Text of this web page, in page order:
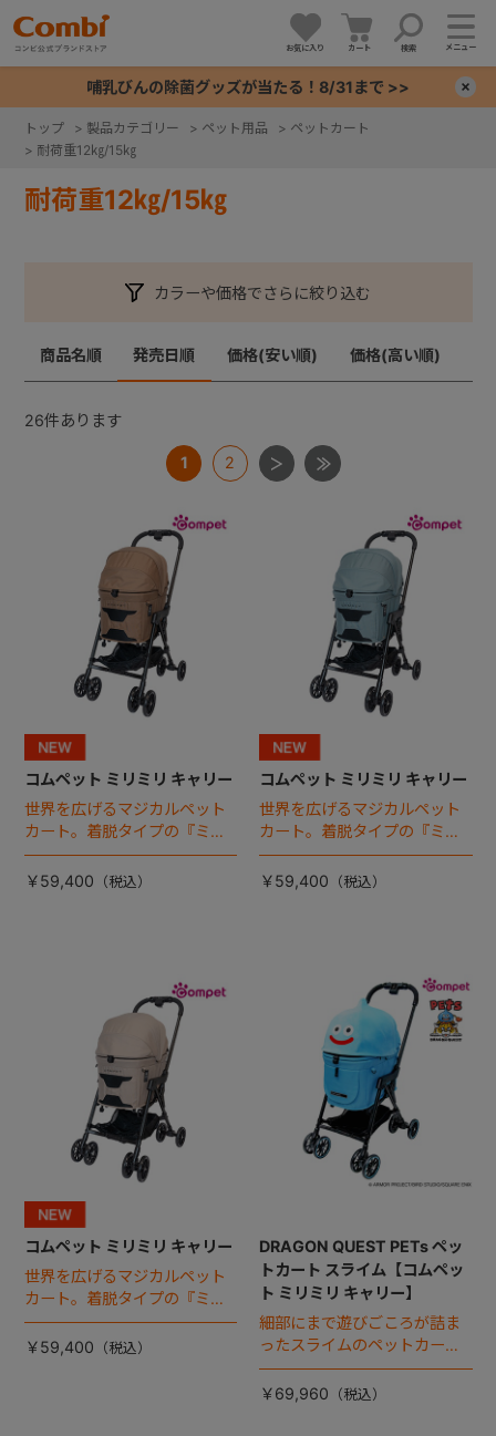
お気に入り カート 検索 メニュー
哺乳びんの除菌グッズが当たる！8/31まで >>
トップ > 製品カテゴリー > ペット用品 > ペットカート
> 耐荷重12㎏/15㎏
耐荷重12㎏/15㎏
カラーや価格でさらに絞り込む
商品名順 発売日順 価格(安い順) 価格(高い順)
26件あります
1 2
コムペット ミリミリ キャリー
世界を広げるマジカルペット
カート。着脱タイプの『ミリ
ミリ キャリー』 からアースカ
ラーが登場！
￥59,400
コムペット ミリミリ キャリー
世界を広げるマジカルペット
カート。着脱タイプの『ミリ
ミリ キャリー』 からアースカ
ラーが登場！
￥59,400
コムペット ミリミリ キャリー
世界を広げるマジカルペット
カート。着脱タイプの『ミリ
ミリ キャリー』 からアースカ
ラーが登場！
￥59,400
DRAGON QUEST PETs ペッ
トカート スライム【コムペッ
ト ミリミリ キャリー】
細部にまで遊びごころが詰ま
ったスライムのペットカー
ト。
￥69,960